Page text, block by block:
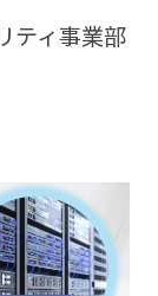
ティ事業部